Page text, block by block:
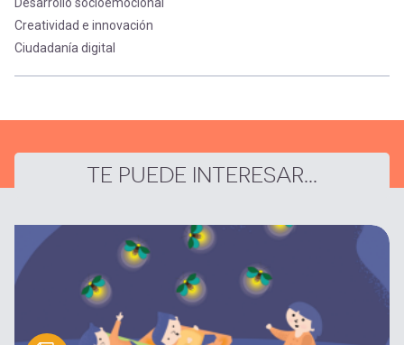
Creatividad e innovación
Ciudadanía digital
TE PUEDE INTERESAR...